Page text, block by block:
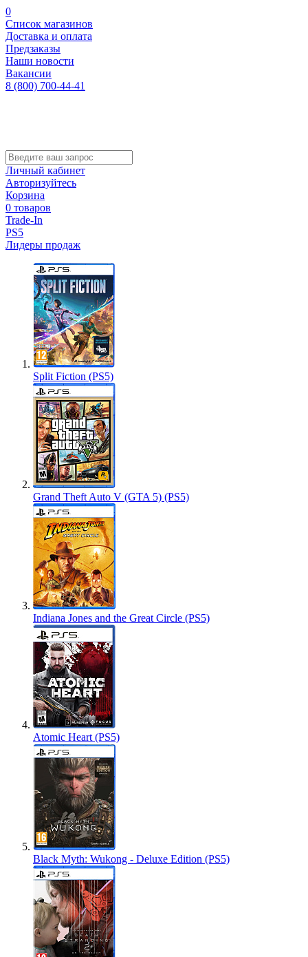
0
Список магазинов
Доставка и оплата
Предзаказы
Наши новости
Вакансии
8 (800) 700-44-41
Личный кабинет
Авторизуйтесь
Корзина
0 товаров
Trade-In
PS5
Лидеры продаж
Split Fiction (PS5)
Grand Theft Auto V (GTA 5) (PS5)
Indiana Jones and the Great Circle (PS5)
Atomic Heart (PS5)
Black Myth: Wukong - Deluxe Edition (PS5)